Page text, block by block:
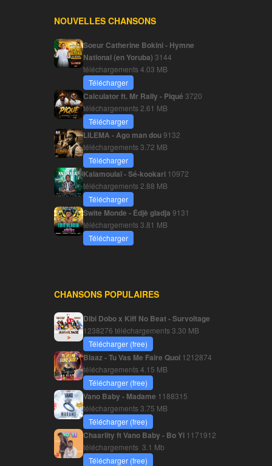
NOUVELLES CHANSONS
Soeur Catherine Bokini - Hymne
National (en Yoruba) 3144
téléchargements4.03 MB
Télécharger
Calculator ft. Mr Rally - Piqué 3720
téléchargements 2.61 MB
Télécharger
LILEMA - Ago man dou9132
téléchargements3.72 MB
Télécharger
Kalamoulaï - Sé-kookari 10972
téléchargements 2.88 MB
Télécharger
Swite Monde - Édjè gladja 9131
téléchargements3.81 MB
Télécharger
CHANSONS POPULAIRES
Dibi Dobo x Kiff No Beat - Survoltage
1238276 téléchargements3.30 MB
Télécharger (free)
Blaaz - Tu Vas Me Faire Quoi 1212874
téléchargements4.15 MB
Télécharger (free)
Vano Baby - Madame 1188315
téléchargements3.75 MB
Télécharger (free)
Chaarlity ft Vano Baby - Bo Yi 1171912
téléchargements 3.1 Mb
Télécharger (free)